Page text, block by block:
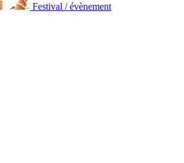
Festival / évènement